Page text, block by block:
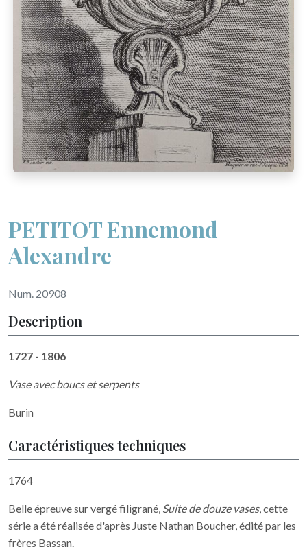
PETITOT Ennemond
Alexandre
Num. 20908
Description
1727 - 1806
Vase avec boucs et serpents
Burin
Caractéristiques techniques
1764
Belle épreuve sur vergé filigrané, Suite de douze vases, cette
série a été réalisée d'après Juste Nathan Boucher, édité par les
frères Bassan.